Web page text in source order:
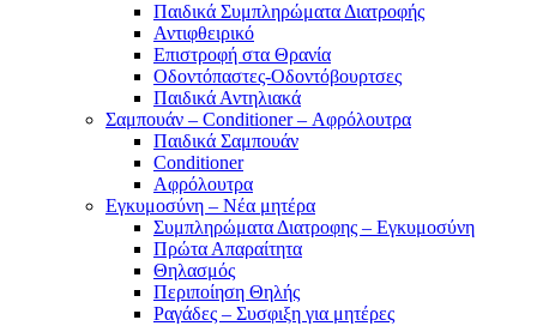
Παιδικά Συμπληρώματα Διατροφής
Αντιφθειρικό
Επιστροφή στα Θρανία
Οδοντόπαστες-Οδοντόβουρτσες
Παιδικά Αντηλιακά
Σαμπουάν – Conditioner – Αφρόλουτρα
Παιδικά Σαμπουάν
Conditioner
Αφρόλουτρα
Εγκυμοσύνη – Νέα μητέρα
Συμπληρώματα Διατροφης – Εγκυμοσύνη
Πρώτα Απαραίτητα
Θηλασμός
Περιποίηση Θηλής
Ραγάδες – Συσφιξη για μητέρες